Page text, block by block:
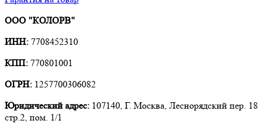
ООО "КОЛОРВ"
ИНН: 7708452310
КПП: 770801001
ОГРН: 1257700306082
Юридический адрес: 107140, Г. Москва, Леснорядский пер. 18
стр.2, пом. 1/1